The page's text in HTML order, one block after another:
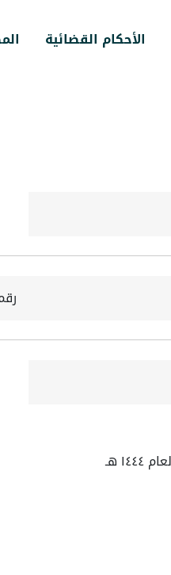
الأحكام القضائية
رقم